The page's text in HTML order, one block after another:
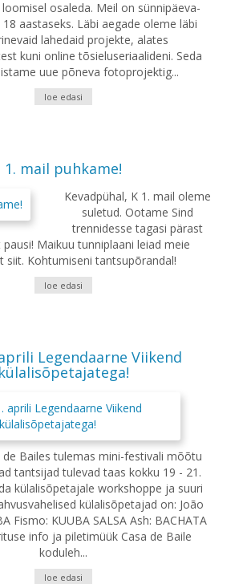
osaleda. Meil on sünnipäeva-
aastaseks. Läbi aegade oleme läbi
lahedaid projekte, alates
kuni online tõsieluseriaalideni. Seda
uue põneva fotoprojektig...
loe edasi
1. mail puhkame!
Kevadpühal, K 1. mail oleme
suletud. Ootame Sind
trennidesse tagasi pärast
pausi! Maikuu tunniplaani leiad meie
siit. Kohtumiseni tantsupõrandal!
loe edasi
Legendaarne Viikend
külalisõpetajatega!
de Bailes tulemas mini-festivali mõõtu
tantsijad tulevad taas kokku 19 - 21.
külalisõpetajale workshoppe ja suuri
külalisõpetajad on: João
Fismo: KUUBA SALSA Ash: BACHATA
info ja piletimüük Casa de Baile
koduleh...
loe edasi